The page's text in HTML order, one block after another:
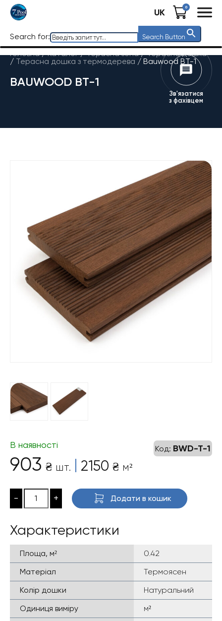
UK 0
Search for: Search Button
Головна / Каталог/Терасна зона/Терасна дошка
/ Терасна дошка з термодерева / Bauwood BT-1
BAUWOOD BT-1
Зв'язатися
з фахівцем
Код: BWD-T-1
В наявності
903 ₴ шт. | 2150 ₴ м²
- + Додати в кошик
Характеристики
Площа, м²
0.42
Матеріал
Термоясен
Колір дошки
Натуральний
Одиниця виміру
м²